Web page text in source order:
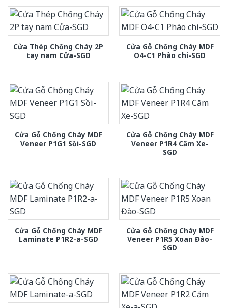
Cửa Thép Chống Cháy 2P
tay nam Cửa-SGD
Cửa Gỗ Chống Cháy MDF
O4-C1 Phào chi-SGD
Cửa Gỗ Chống Cháy MDF
Veneer P1G1 Sồi-SGD
Cửa Gỗ Chống Cháy MDF
Veneer P1R4 Căm Xe-
SGD
Cửa Gỗ Chống Cháy MDF
Laminate P1R2-a-SGD
Cửa Gỗ Chống Cháy MDF
Veneer P1R5 Xoan Đào-
SGD